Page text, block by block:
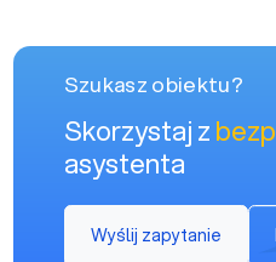
Szukasz obiektu?
Skorzystaj z
asystenta
Wyślij zapytanie